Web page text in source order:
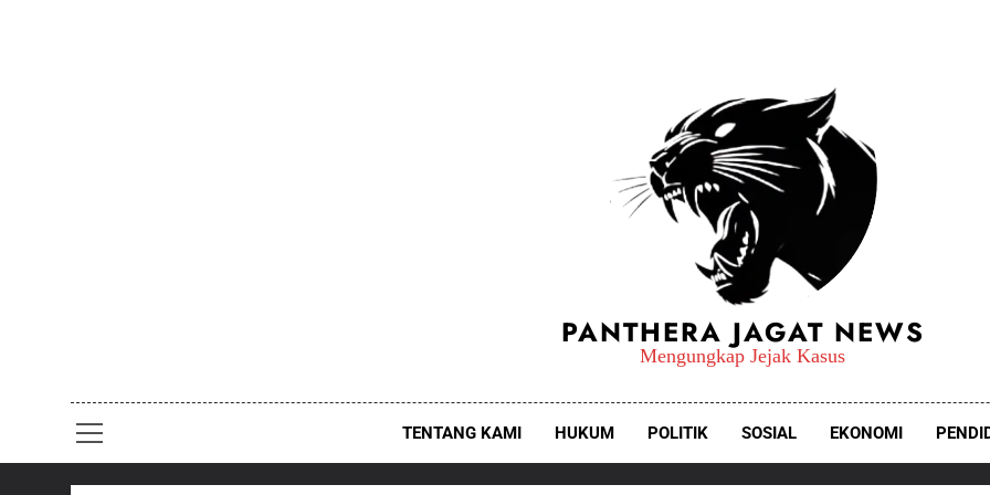
PANTHERA JAGAT NEWS
Mengungkap Jejak Kasus
TENTANG KAMI HUKUM POLITIK SOSIAL EKONOMI